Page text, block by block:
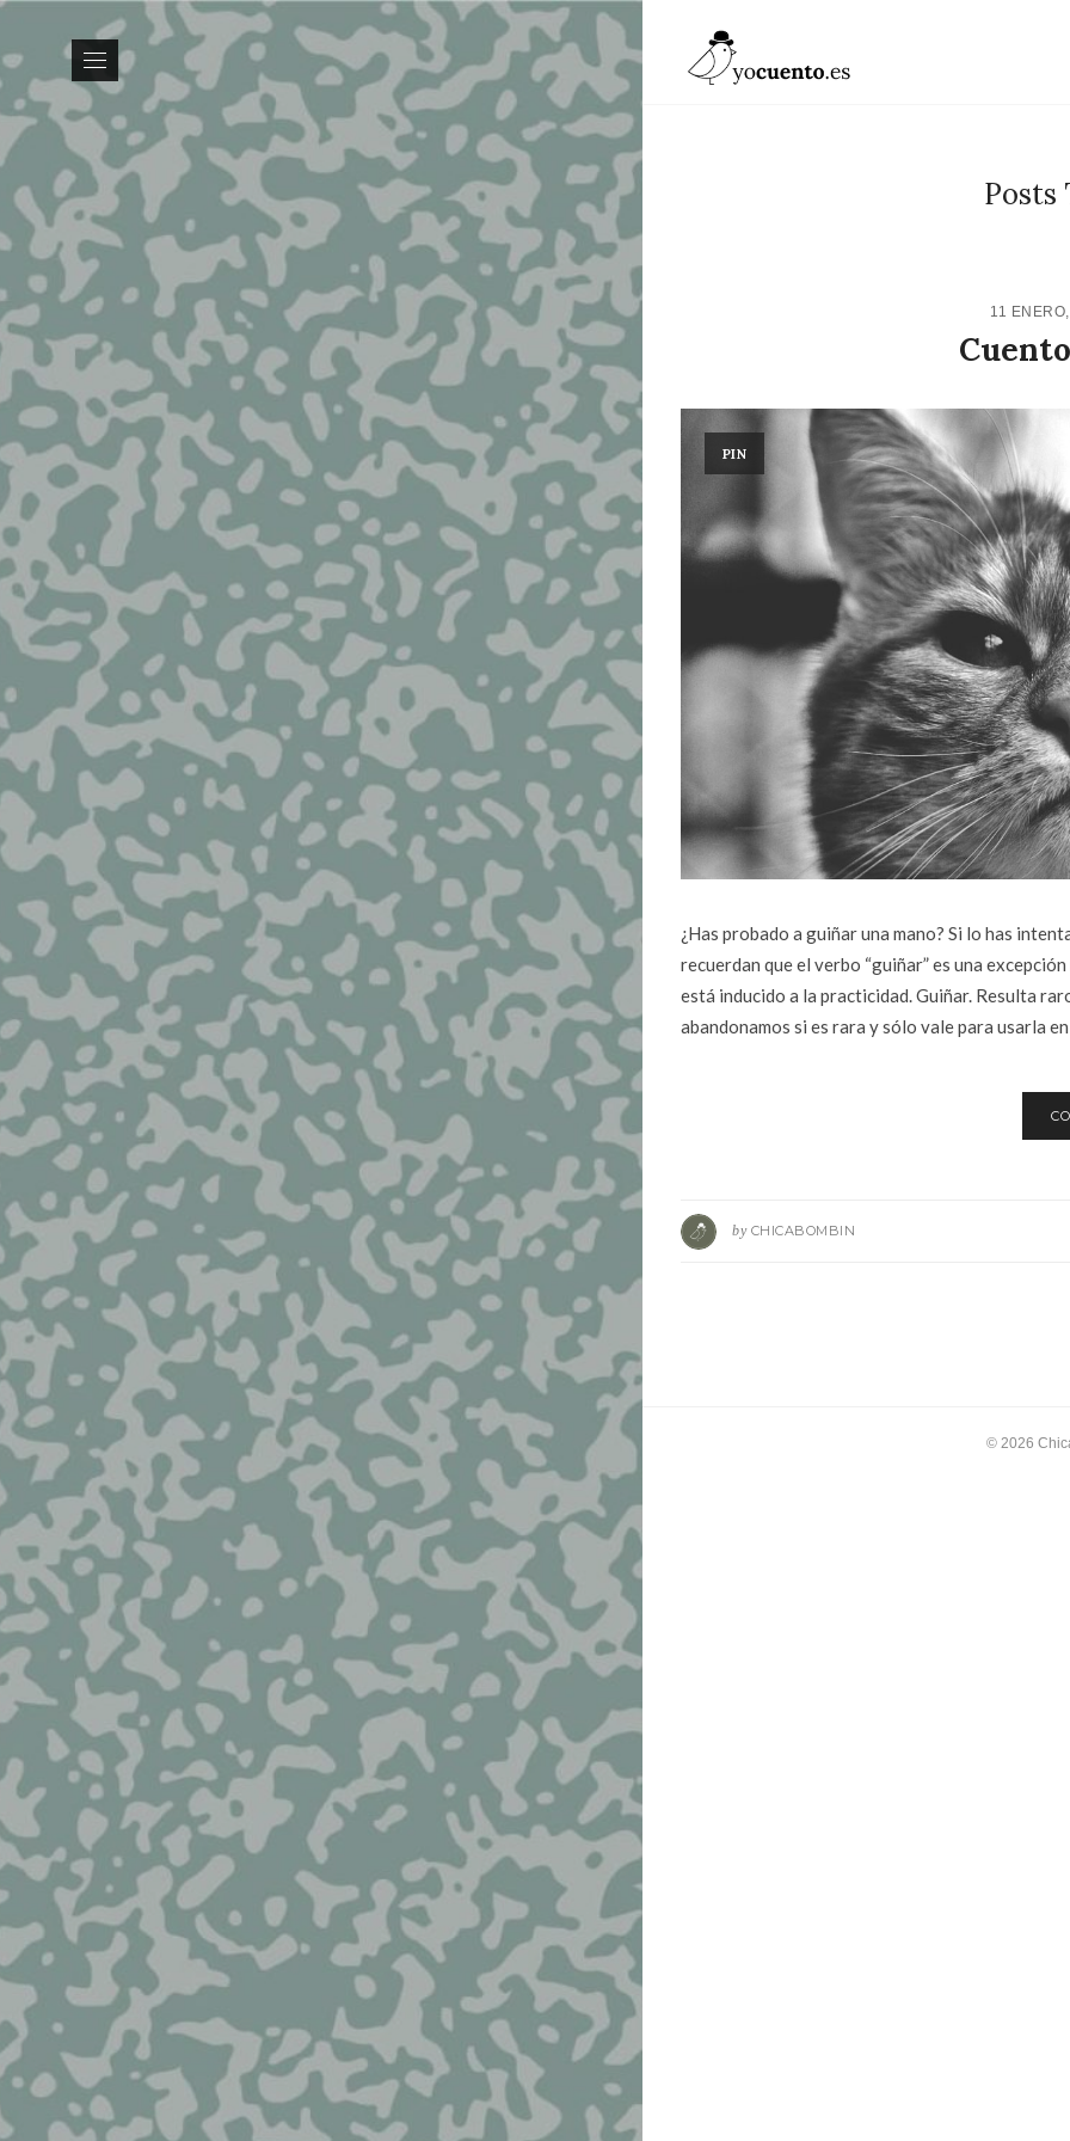
Posts
11
PIN
¿Has probado a guiñar una mano? Si lo has
recuerdan que el verbo “guiñar” es una
está inducido a la practicidad. Guiñar. Resulta
abandonamos si es rara y sólo vale para usarla
by CHICABOMBIN
© 2026